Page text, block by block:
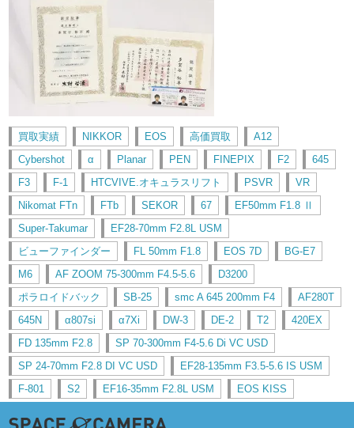
買取実績 NIKKOR EOS 高価買取
A12
Cybershot
α Planar PEN FINEPIX F2
645
F3
F-1 HTCVIVE.オキュラスリフト PSVR
VR
Nikomat FTn
FTb SEKOR 67
EF50mm F1.8 Ⅱ
Super-Takumar
EF28-70mm F2.8L USM
ビューファインダー
FL 50mm F1.8 EOS 7D
BG-E7
M6
AF ZOOM 75-300mm F4.5-5.6
D3200
ポラロイドバック
SB-25 smc A 645 200mm F4
AF280T
645N
α807si α7Xi DW-3 DE-2 T2
420EX
FD 135mm F2.8
SP 70-300mm F4-5.6 Di VC USD
SP 24-70mm F2.8 DI VC USD
EF28-135mm F3.5-5.6 IS USM
F-801
S2 EF16-35mm F2.8L USM EOS KISS